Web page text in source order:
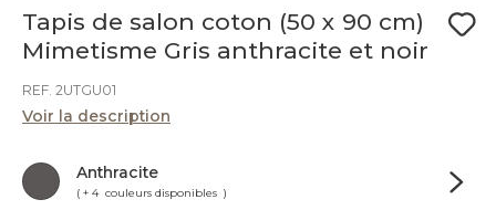
Tapis de salon coton (50 x 90 cm)
Mimetisme Gris anthracite et noir
REF. 2UTGU01
Voir la description
Anthracite
( + 4 couleurs disponibles )